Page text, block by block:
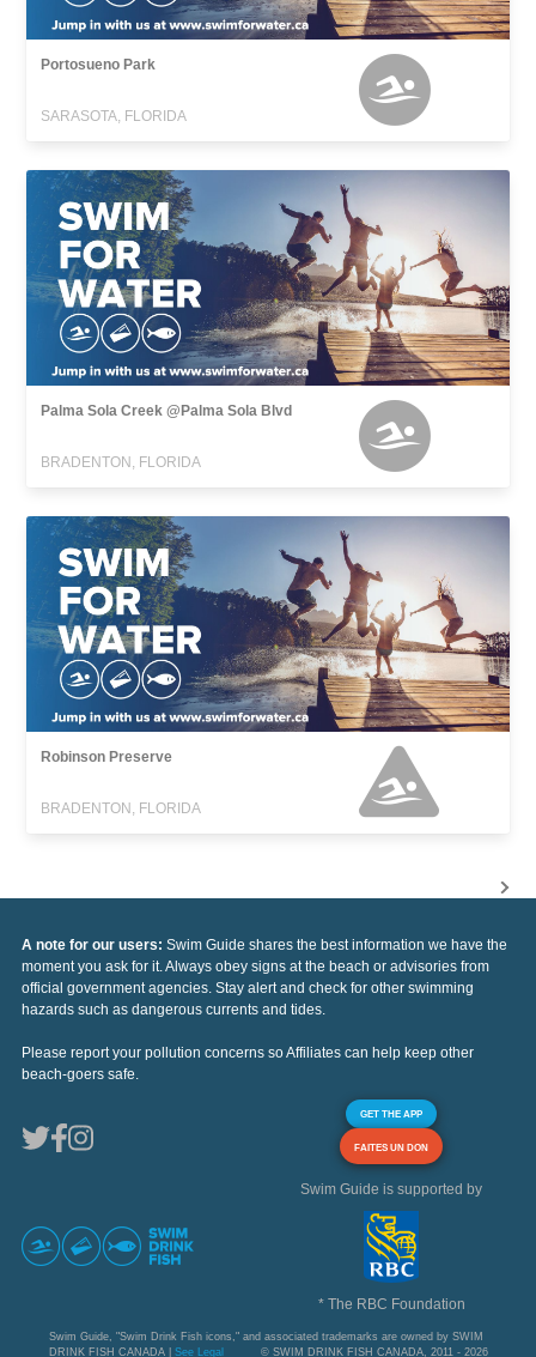
Portosueno Park
SARASOTA, FLORIDA
Palma Sola Creek @Palma Sola Blvd
BRADENTON, FLORIDA
Robinson Preserve
BRADENTON, FLORIDA
A note for our users: Swim Guide shares the best information we have the
moment you ask for it. Always obey signs at the beach or advisories from
official government agencies. Stay alert and check for other swimming
hazards such as dangerous currents and tides.
Please report your pollution concerns so Affiliates can help keep other
beach-goers safe.
GET THE APP
FAITES UN DON
Swim Guide is supported by
* The RBC Foundation
Swim Guide, "Swim Drink Fish icons," and associated trademarks are owned by SWIM
DRINK FISH CANADA | See Legal © SWIM DRINK FISH CANADA, 2011 - 2026